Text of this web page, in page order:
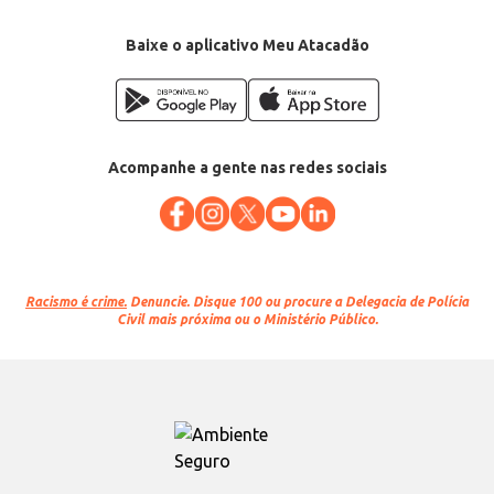
Baixe o aplicativo Meu Atacadão
Acompanhe a gente nas redes sociais
Racismo é crime. Denuncie. Disque 100 ou procure a Delegacia de Polícia
Civil mais próxima ou o Ministério Público.